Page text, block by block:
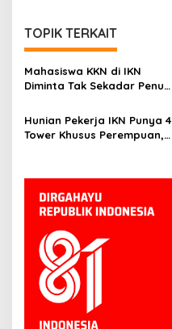
TOPIK TERKAIT
Mahasiswa KKN di IKN
Diminta Tak Sekadar Penuhi
dan Manfaatnya
Hunian Pekerja IKN Punya 4
Tower Khusus Perempuan,